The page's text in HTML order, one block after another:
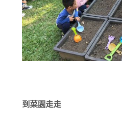
到菜園走走